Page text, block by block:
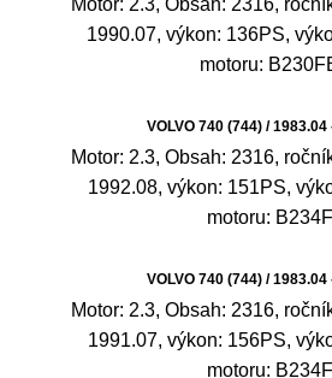
Motor: 2.3, Obsah: 2316,
1990.07, výkon: 136PS,
motoru:
VOLVO 740 (744) / 1983.04
Motor: 2.3, Obsah: 2316,
1992.08, výkon: 151PS,
motoru: B234F
VOLVO 740 (744) / 1983.04
Motor: 2.3, Obsah: 2316,
1991.07, výkon: 156PS,
motoru: B234F